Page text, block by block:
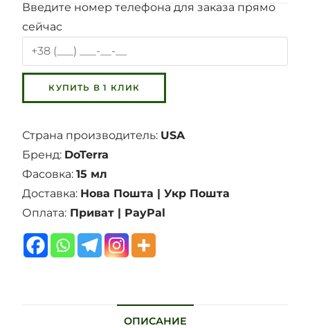
Введите номер телефона для заказа прямо
сейчас
Страна производитель: USA
Бренд: DoTerra
Фасовка:15 мл
Доставка: Нова Пошта | Укр Пошта
Оплата: Приват | PayPal
ОПИСАНИЕ